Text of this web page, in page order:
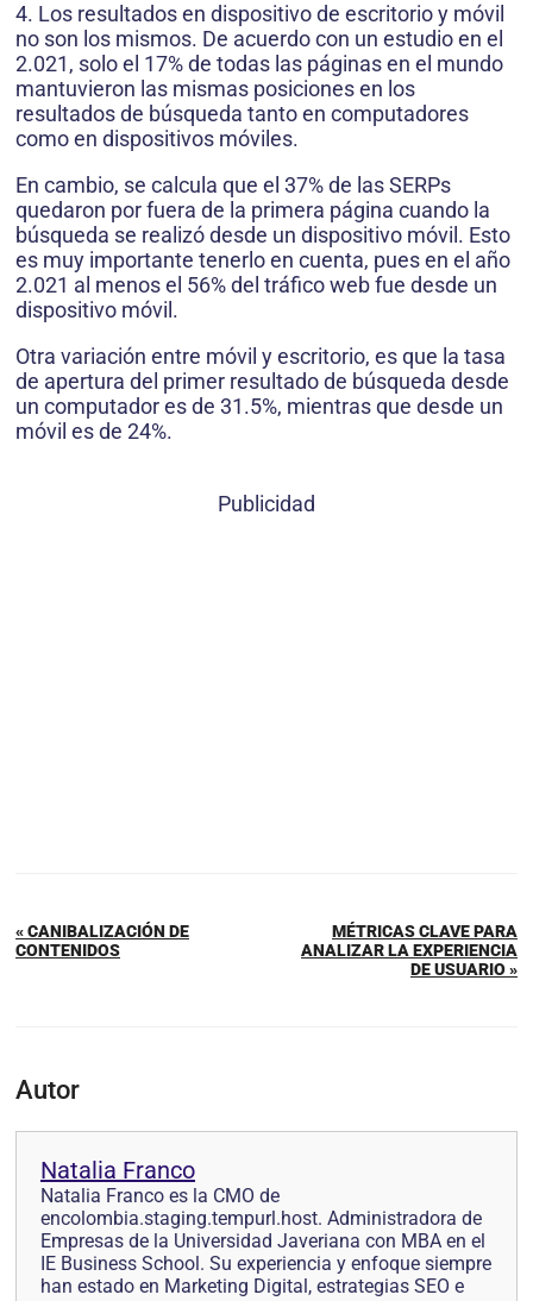
4. Los resultados en dispositivo de escritorio y móvil
no son los mismos. De acuerdo con un estudio en el
2.021, solo el 17% de todas las páginas en el mundo
mantuvieron las mismas posiciones en los
resultados de búsqueda tanto en computadores
como en dispositivos móviles.
En cambio, se calcula que el 37% de las SERPs
quedaron por fuera de la primera página cuando la
búsqueda se realizó desde un dispositivo móvil. Esto
es muy importante tenerlo en cuenta, pues en el año
2.021 al menos el 56% del tráfico web fue desde un
dispositivo móvil.
Otra variación entre móvil y escritorio, es que la tasa
de apertura del primer resultado de búsqueda desde
un computador es de 31.5%, mientras que desde un
móvil es de 24%.
Publicidad
« CANIBALIZACIÓN DE
CONTENIDOS
MÉTRICAS CLAVE PARA
ANALIZAR LA EXPERIENCIA
DE USUARIO »
Autor
Natalia Franco
Natalia Franco es la CMO de
encolombia.staging.tempurl.host. Administradora de
Empresas de la Universidad Javeriana con MBA en el
IE Business School. Su experiencia y enfoque siempre
han estado en Marketing Digital, estrategias SEO e